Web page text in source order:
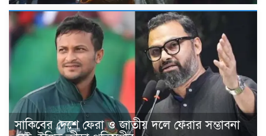
সাকিবের দেশে ফেরা ও জাতীয় দলে ফেরার সম্ভাবনা